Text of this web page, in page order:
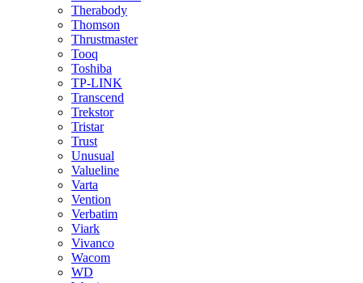
Therabody
Thomson
Thrustmaster
Tooq
Toshiba
TP-LINK
Transcend
Trekstor
Tristar
Trust
Unusual
Valueline
Varta
Vention
Verbatim
Viark
Vivanco
Wacom
WD